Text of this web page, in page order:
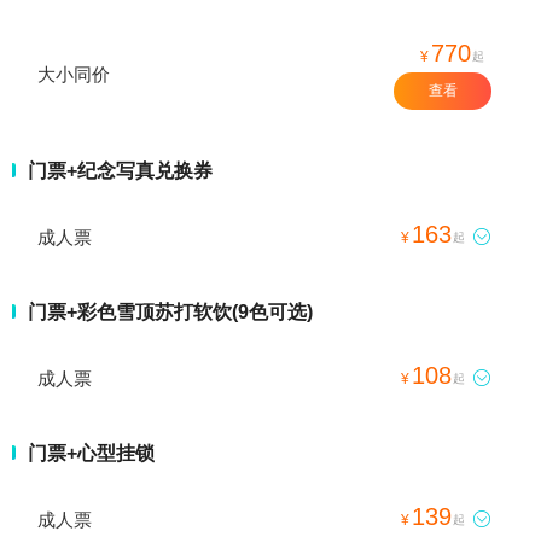
大小同价
¥ 770起
查看
门票+纪念写真兑换券
成人票 ¥ 163起 
门票+彩色雪顶苏打软饮(9色可选)
成人票 ¥ 108起 
门票+心型挂锁
成人票 ¥ 139起 